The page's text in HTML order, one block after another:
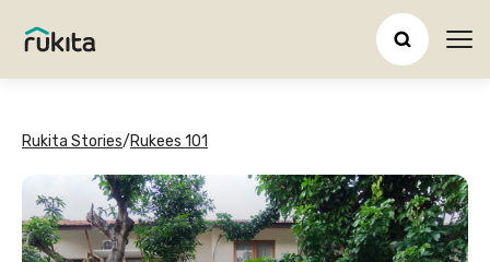
Rukita Stories/Rukees 101